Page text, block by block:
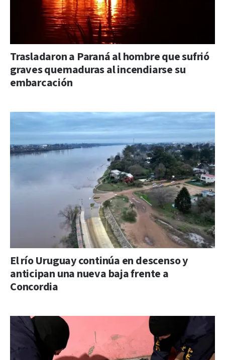
Trasladaron a Paraná al hombre que sufrió
graves quemaduras al incendiarse su
embarcación
El río Uruguay continúa en descenso y
anticipan una nueva baja frente a
Concordia